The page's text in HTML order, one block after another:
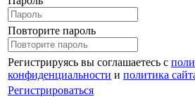
Повторите пароль
Регистрируясь вы соглашаетесь с
конфиденциальности и политика
Регистрироваться